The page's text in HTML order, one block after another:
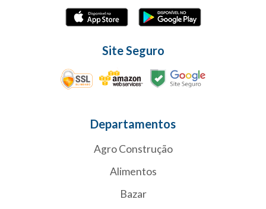
Site Seguro
Departamentos
Agro Construção
Alimentos
Bazar